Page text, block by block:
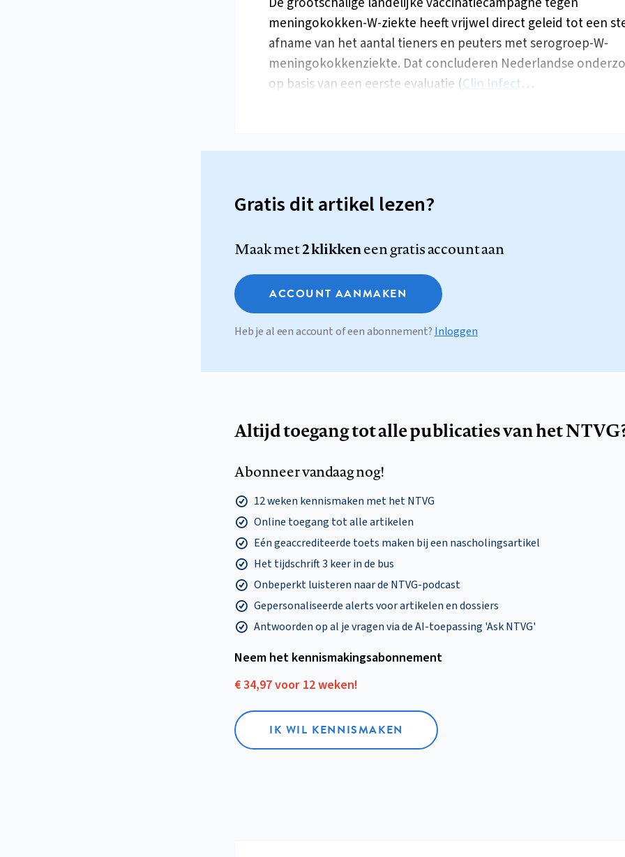
meningokokken-W-ziekte heeft vrijwel direct geleid tot een
afname van het aantal tieners en peuters met serogroep-W-
meningokokkenziekte. Dat concluderen Nederlandse
op basis van een eerste evaluatie (Clin Infect…
Gratis dit artikel lezen?
Maak met2 klikkeneen gratis account aan
ACCOUNT AANMAKEN
Heb je al een account of een abonnement? Inloggen
Altijd toegang tot alle publicaties van het
Abonneer vandaag nog!
12 weken kennismaken met het NTVG
Online toegang tot alle artikelen
Eén geaccrediteerde toets maken bij een nascholingsartikel
Het tijdschrift 3 keer in de bus
Onbeperkt luisteren naar de NTVG-podcast
Gepersonaliseerde alerts voor artikelen en dossiers
Antwoorden op al je vragen via de AI-toepassing 'Ask NTVG'
Neem het kennismakings­abonnement
€ 34,97 voor 12 weken!
IK WIL KENNISMAKEN